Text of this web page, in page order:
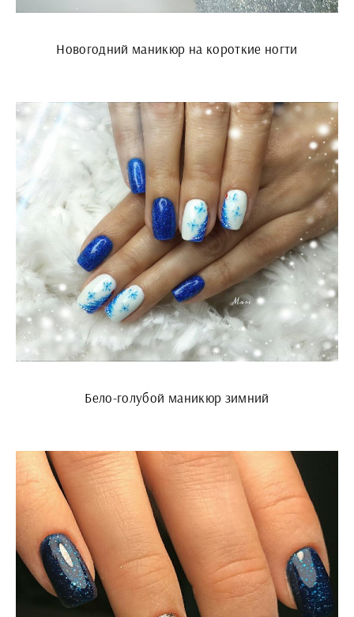
Новогодний маникюр на короткие ногти
Бело-голубой маникюр зимний